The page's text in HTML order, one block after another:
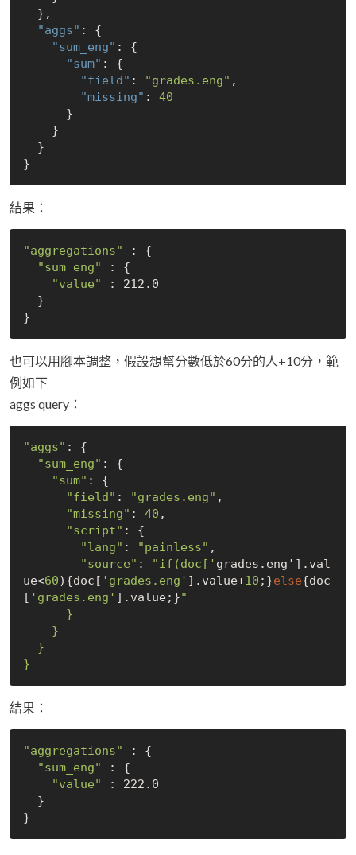
"aggs" : {
"sum_eng" : {
"sum" : {
"field" : "grades.eng" ,
"missing" : 40
結果：
"aggregations" : {
"sum_eng" : {
"value" : 212.0
也可以用腳本調整，假設想幫分數低於60分的人+10分，範
例如下
aggs query：
"aggs" : {
"sum_eng" : {
"sum" : {
"field" : "grades.eng" ,
"missing" : 40 ,
"script" : {
"lang" : "painless" ,
"source" : "if(doc[' grades.eng'].val
ue<60){doc[ 'grades.eng' ].value+10 ;}else{doc
[ 'grades.eng' ].value;}"
結果：
"aggregations" : {
"sum_eng" : {
"value" : 222.0